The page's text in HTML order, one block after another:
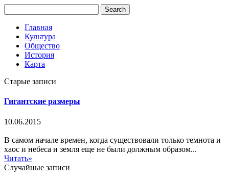
Главная
Культура
Общество
История
Карта
Старые записи
Гигантские размеры
10.06.2015
В самом начале времен, когда существовали только темнота и
хаос и небеса и земля еще не были должным образом...
Читать»
Случайные записи